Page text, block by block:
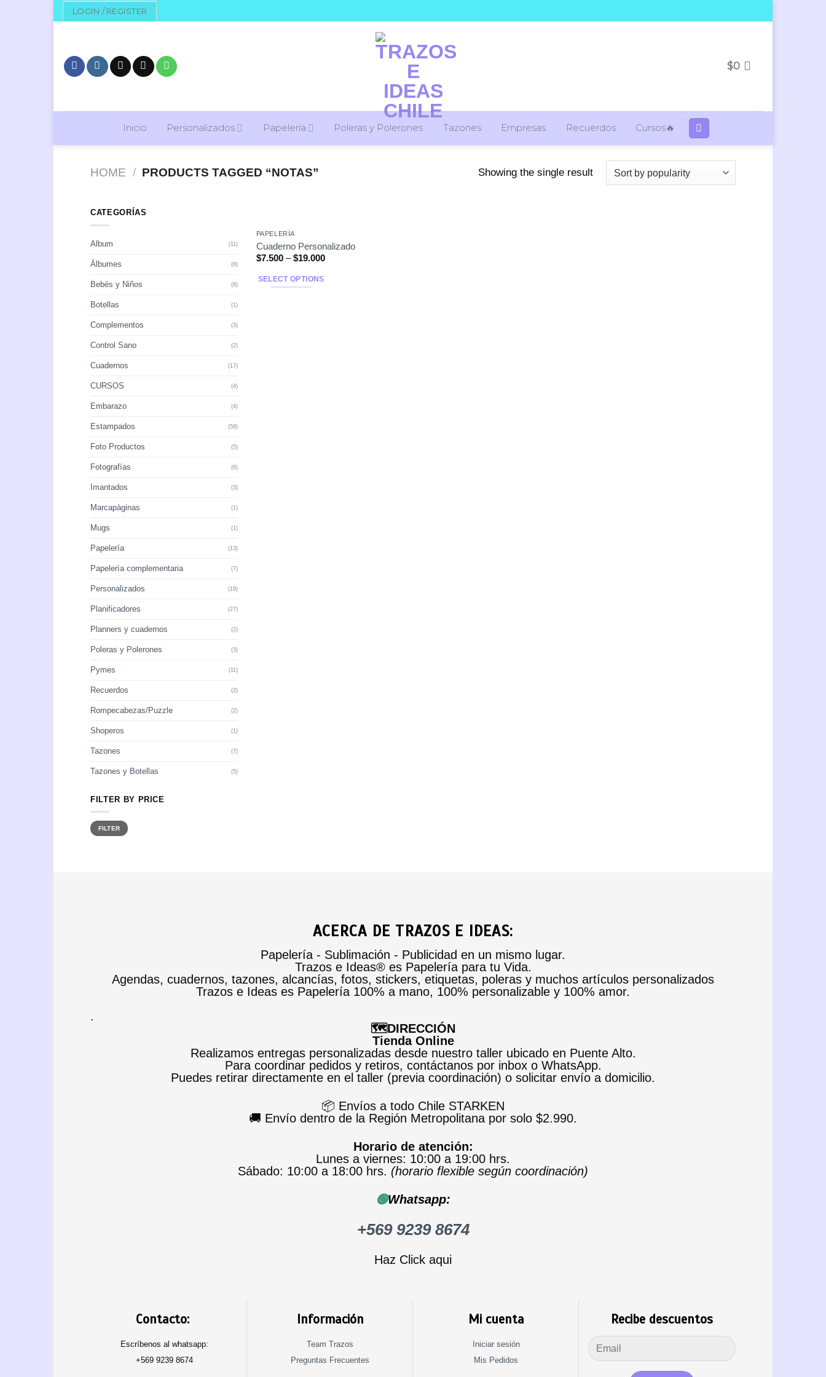
to
LOGIN / REGISTER
$0
Inicio Personalizados Papelería Poleras y Polerones Tazones Empresas Recuerdos Cursos🔥
HOME / PRODUCTS TAGGED “NOTAS” Showing the single result
CATEGORÍAS
Album (11)
Álbumes (8)
Bebés y Niños (8)
Botellas (1)
Complementos (3)
Control Sano (2)
Cuadernos (17)
CURSOS (4)
Embarazo (4)
Estampados (58)
Foto Productos (5)
Fotografías (6)
Imantados (3)
Marcapàginas (1)
Mugs (1)
Papelería (13)
Papelerìa complementaria (7)
Personalizados (19)
Planificadores (27)
Planners y cuadernos (2)
Poleras y Polerones (3)
Pymes (11)
Recuerdos (2)
Rompecabezas/Puzzle (2)
Shoperos (1)
Tazones (7)
Tazones y Botellas (5)
FILTER BY PRICE
FILTER
PAPELERÍA
Cuaderno Personalizado
$7.500–$19.000
SELECT OPTIONS
ACERCA DE TRAZOS E IDEAS:
Papelería - Sublimación - Publicidad en un mismo lugar.
Trazos e Ideas® es Papelería para tu Vida.
Agendas, cuadernos, tazones, alcancías, fotos, stickers, etiquetas, poleras y muchos artículos personalizados
Trazos e Ideas es Papelería 100% a mano, 100% personalizable y 100% amor.
.
🗺️DIRECCIÓN
Tienda Online
Realizamos entregas personalizadas desde nuestro taller ubicado en Puente Alto.
Para coordinar pedidos y retiros, contáctanos por inbox o WhatsApp.
Puedes retirar directamente en el taller (previa coordinación) o solicitar envío a domicilio.
📦 Envíos a todo Chile STARKEN
🚚 Envío dentro de la Región Metropolitana por solo $2.990.
Horario de atención:
Lunes a viernes: 10:00 a 19:00 hrs.
Sábado: 10:00 a 18:00 hrs. (horario flexible según coordinación)
🟢Whatsapp:
+569 9239 8674
Haz Click aqui
Contacto:
Escríbenos al whatsapp:
+569 9239 8674
Información
Team Trazos
Preguntas Frecuentes
Mi cuenta
Iniciar sesión
Mis Pedidos
Recibe descuentos